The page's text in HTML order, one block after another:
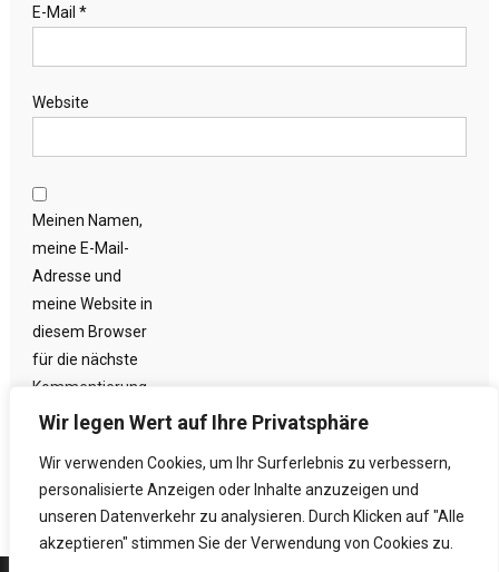
Wir legen Wert auf Ihre Privatsphäre
Wir verwenden Cookies, um Ihr Surferlebnis zu verbessern,
personalisierte Anzeigen oder Inhalte anzuzeigen und
unseren Datenverkehr zu analysieren. Durch Klicken auf "Alle
akzeptieren" stimmen Sie der Verwendung von Cookies zu.
E-Mail *
Website
Meinen Namen,
meine E-Mail-
Adresse und
meine Website in
diesem Browser
für die nächste
Kommentierung
speichern.